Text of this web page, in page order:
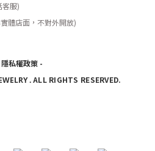
服)
體店面，不對外開放)
隱私權政策-
.ALL RIGHTS RESERVED.